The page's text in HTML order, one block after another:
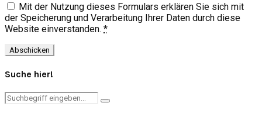
Mit der Nutzung dieses Formulars erklären Sie sich mit
der Speicherung und Verarbeitung Ihrer Daten durch diese
Website einverstanden. *
Suche hier!
Search
Search